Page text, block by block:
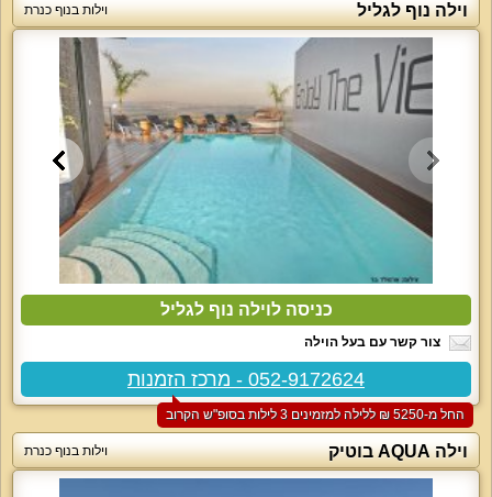
וילה נוף לגליל וילות בנוף כנרת
כניסה לוילה נוף לגליל
צור קשר עם בעל הוילה
052-9172624 - מרכז הזמנות
החל מ-‏5250 ₪ ללילה למזמינים 3 לילות בסופ"ש הקרוב
וילה AQUA בוטיק וילות בנוף כנרת